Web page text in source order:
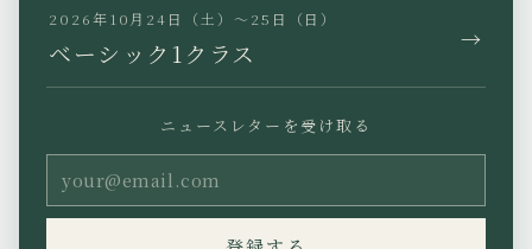
利用規約
Copyright (C) Ho’oponopono
2026年10月24日（土）〜25日（日）
ベーシック1クラス →
ニュースレターを受け取る